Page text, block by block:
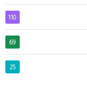
110
69
25